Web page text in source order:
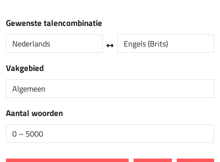
Gewenste talencombinatie
Vakgebied
Aantal woorden